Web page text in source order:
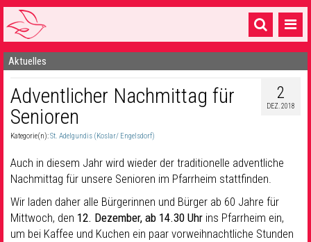
Startseite
1 Pfarrei
16 Gemeinden & mehr
Sakramente & Feste
Gemeinschaft & Soziales
Musik& Kultur
Aktuelles
2
DEZ. 2018
Adventlicher Nachmittag für
Senioren
Kategorie(n):St. Adelgundis (Koslar/ Engelsdorf)
Auch in diesem Jahr wird wieder der traditionelle adventliche
Nachmittag für unsere Senioren im Pfarrheim stattfinden.
Wir laden daher alle Bürgerinnen und Bürger ab 60 Jahre für
Mittwoch, den 12. Dezember, ab 14.30 Uhr ins Pfarrheim ein,
um bei Kaffee und Kuchen ein paar vorweihnachtliche Stunden